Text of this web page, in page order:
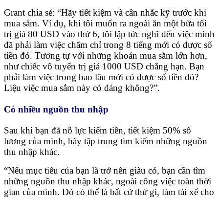
Grant chia sẻ: “Hãy tiết kiệm và cân nhắc kỹ trước khi
mua sắm. Ví dụ, khi tôi muốn ra ngoài ăn một bữa tối
trị giá 80 USD vào thứ 6, tôi lập tức nghĩ đến việc mình
đã phải làm việc chăm chỉ trong 8 tiếng mới có được số
tiền đó. Tương tự với những khoản mua sắm lớn hơn,
như chiếc vô tuyến trị giá 1000 USD chẳng hạn. Bạn
phải làm việc trong bao lâu mới có được số tiền đó?
Liệu việc mua sắm này có đáng không?”.
Có nhiều nguồn thu nhập
Sau khi bạn đã nỗ lực kiếm tiền, tiết kiệm 50% số
lương của mình, hãy tập trung tìm kiếm những nguồn
thu nhập khác.
“Nếu mục tiêu của bạn là trở nên giàu có, bạn cần tìm
những nguồn thu nhập khác, ngoài công việc toàn thời
gian của mình. Đó có thể là bất cứ thứ gì, làm tài xế cho